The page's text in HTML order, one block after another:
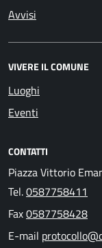
Avvisi
VIVERE IL COMUNE
Luoghi
Eventi
CONTATTI
Piazza Vittorio
Tel.0587758411
Fax0587758428
E-mail